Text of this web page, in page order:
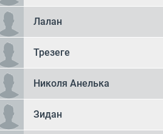
Лалан
Трезеге
Николя Анелька
Зидан